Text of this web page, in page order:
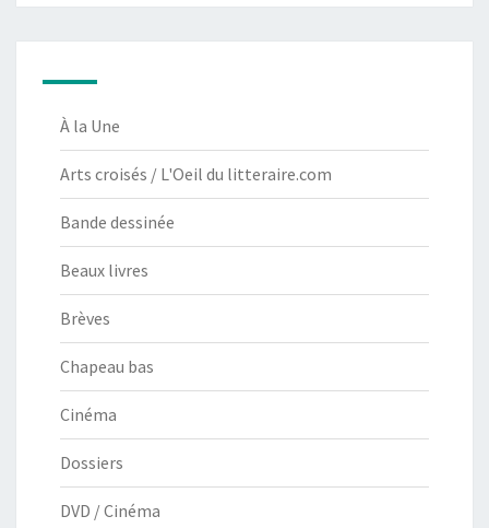
À la Une
Arts croisés / L'Oeil du litteraire.com
Bande dessinée
Beaux livres
Brèves
Chapeau bas
Cinéma
Dossiers
DVD / Cinéma